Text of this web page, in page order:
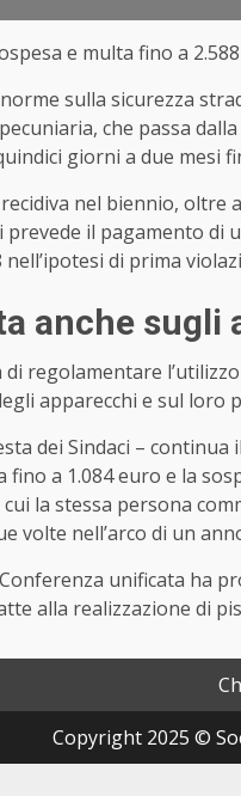
e multa fino a
sulla sicurezza
che passa
giorni a due mesi
nel biennio, oltre
prevede il pagamento di
nell’ipotesi di prima
anche sugli
di regolamentare
apparecchi e sul loro
dei Sindaci –
fino a 1.084 euro e la
cui la stessa persona
volte nell’arco di un
unificata ha
alla realizzazione di
Copyright 2025 ©